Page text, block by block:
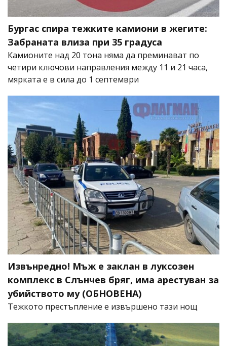
Бургас спира тежките камиони в жегите:
Забраната влиза при 35 градуса
Камионите над 20 тона няма да преминават по
четири ключови направления между 11 и 21 часа,
мярката е в сила до 1 септември
Извънредно! Мъж е заклан в луксозен
комплекс в Слънчев бряг, има арестуван за
убийството му (ОБНОВЕНА)
​Тежкото престъпление е извършено тази нощ